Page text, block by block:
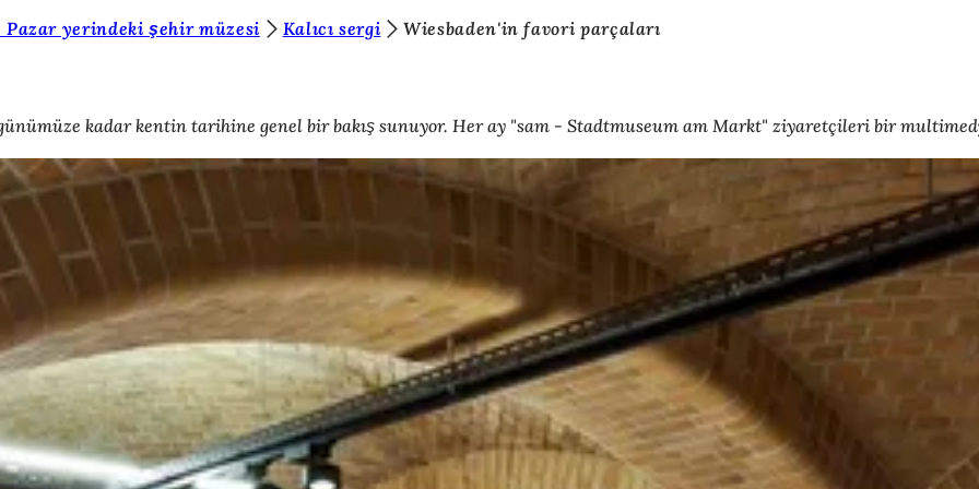
Pazar yerindeki şehir müzesi Kalıcı sergi
Wiesbaden'in favori parçaları
kadar kentin tarihine genel bir bakış sunuyor. Her ay "sam - Stadtmuseum am Markt" ziyaretçileri bir